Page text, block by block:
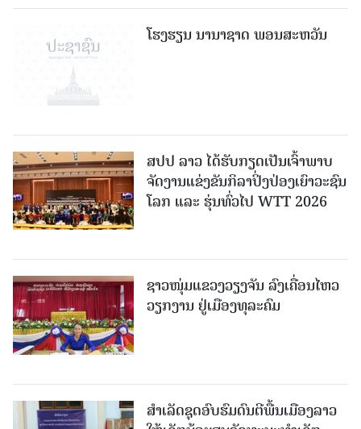
ໂຮງຮຽນ ນານາຊາດ ພອນສະຫວັນ
ສປປ ລາວ ໄດ້ຮັບກຽດເປັນເຈົ້າພາບ
ຈັດງານແຂ່ງຂັນກິລາປິ່ງປ່ອງເຍົາວະຊົນ
ໂລກ ແລະ ຮຸ່ນທົ່ວໄປ WTT 2026
ຊາວໜຸ່ມແຂວງວຽງຈັນ ລົງເຄື່ອນໄຫວ
ວຽກງານ ຢູ່ເມືອງທຸລະຄົມ
ສຳເລັດຊຸດອົບຮົມດົນຕີພື້ນເມືອງລາວ